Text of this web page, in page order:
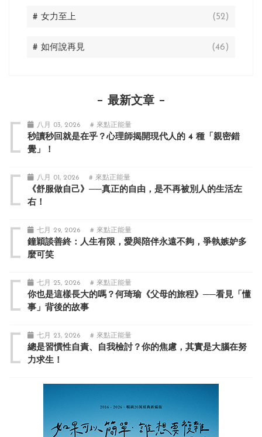
# 女力至上 (52)
# 如何說再見 (46)
最新文章
八月 03, 2026 # 來點正能量
秒讀秒回就是在乎？心理師揭開現代人的 4 種「親密錯
覺」！
八月 01, 2026 # 來點正能量
《舒服做自己》──真正的自由，是不再被別人的生活左
右！
七月 29, 2026 # 來點正能量
鐘穎談善終：人生有限，愛與陪伴永遠不夠，爭執嫉妒多
麼可笑
七月 25, 2026 # 來點正能量
你也是這樣長大的嗎？何琦瑜《父母的旅程》──看見「懂
事」背後的故事
七月 23, 2026 # 來點正能量
總是習慣性自責、自我檢討？你的焦慮，其實是大腦在努
力求生！